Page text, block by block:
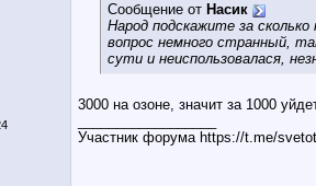
Сообщение от Насик
Народ подскажите за
вопрос немного странный,
сути и неиспользовалася,
3000 на озоне, значит за 1000
Участник форума https://t.me/